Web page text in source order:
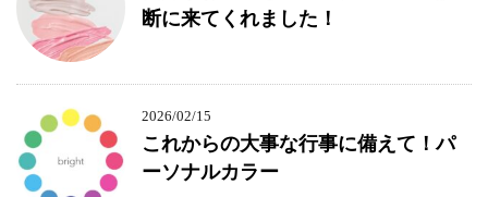
断に来てくれました！
2026/02/15
これからの大事な行事に備えて！パ
ーソナルカラー